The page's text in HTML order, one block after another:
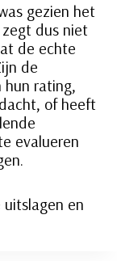
gezien het
dus niet
de echte
de
hun rating,
of heeft
evalueren
en